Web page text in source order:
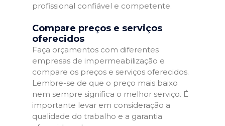
profissional confiável e competente.
Compare preços e serviços
oferecidos
Faça orçamentos com diferentes
empresas de impermeabilização e
compare os preços e serviços oferecidos.
Lembre-se de que o preço mais baixo
nem sempre significa o melhor serviço. É
importante levar em consideração a
qualidade do trabalho e a garantia